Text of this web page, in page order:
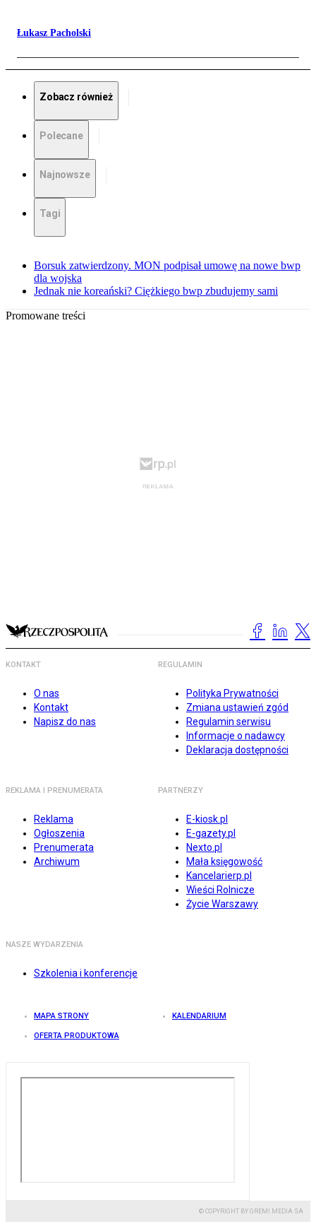
Łukasz Pacholski
Zobacz również
Polecane
Najnowsze
Tagi
Borsuk zatwierdzony. MON podpisał umowę na nowe bwp
dla wojska
Jednak nie koreański? Ciężkiego bwp zbudujemy sami
Promowane treści
KONTAKT
O nas
Kontakt
Napisz do nas
REGULAMIN
Polityka Prywatności
Zmiana ustawień zgód
Regulamin serwisu
Informacje o nadawcy
Deklaracja dostępności
REKLAMA I PRENUMERATA
Reklama
Ogłoszenia
Prenumerata
Archiwum
PARTNERZY
E-kiosk.pl
E-gazety.pl
Nexto.pl
Mała księgowość
Kancelarierp.pl
Wieści Rolnicze
Życie Warszawy
NASZE WYDARZENIA
Szkolenia i konferencje
MAPA STRONY KALENDARIUM
OFERTA PRODUKTOWA
© COPYRIGHT BY GREMI MEDIA SA